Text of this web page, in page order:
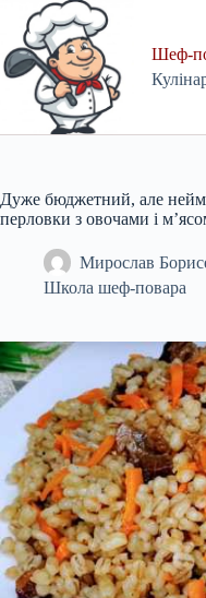
content
Шеф-
Дуже бюджетний, але
перловки з овочами і
Мирослав
Школа шеф-повара